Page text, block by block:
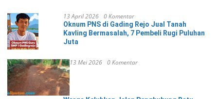
13 April 2026 0 Komentar
Oknum PNS di Gading Rejo Jual Tanah
Kavling Bermasalah, 7 Pembeli Rugi Puluhan
Juta
13 Mei 2026 0 Komentar